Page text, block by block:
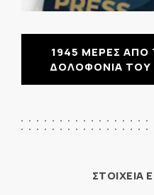
1945 ΜΕΡΕΣ ΑΠΟ
ΔΟΛΟΦΟΝΙΑ ΤΟΥ
ΣΤΟΙΧΕΙΑ